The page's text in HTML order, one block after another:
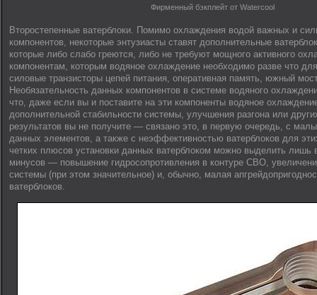
Фирменный бэкплейт от Watercool
Второстепенные ватерблоки. Помимо охлаждения водой важных и
компонентов, некоторые энтузиасты ставят дополнительные
которые либо слабо греются, либо не требуют мощного активного
компонентам, которым водяное охлаждение необходимо разве что
силовые транзисторы цепей питания, оперативная память, южный
Необязательность данных компонентов в системе водяного
что, даже если вы и поставите на эти компоненты водяное
дополнительной стабильности системы, улучшения разгона или
результатов вы не получите — связано это, в первую очередь, с
данных элементов, а также с неэффективностью ватерблоков для
четких плюсов установки данных ватерблоком можно выделить лишь
минусов — повышение гидросопротивления в контуре СВО,
системы (при этом значительное) и, обычно, малая
ватерблоков.